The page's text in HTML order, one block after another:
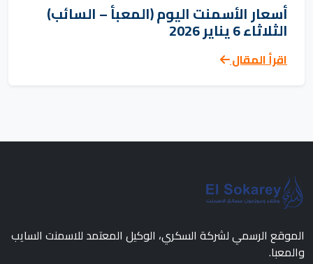
أسعار الأسمنت اليوم (المعبأ – السائب)
الثلاثاء 6 يناير 2026
اقرأ المقال
الموقع الرسمي لشركة السكري، الوكيل المعتمد للاسمنت السايب
والمعبا.